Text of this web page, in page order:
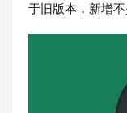
于旧版本，新增